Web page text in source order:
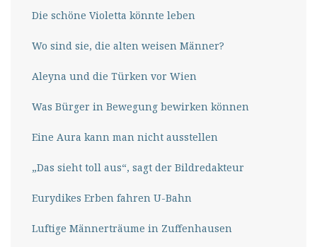
Die schöne Violetta könnte leben
Wo sind sie, die alten weisen Männer?
Aleyna und die Türken vor Wien
Was Bürger in Bewegung bewirken können
Eine Aura kann man nicht ausstellen
„Das sieht toll aus“, sagt der Bildredakteur
Eurydikes Erben fahren U-Bahn
Luftige Männerträume in Zuffenhausen